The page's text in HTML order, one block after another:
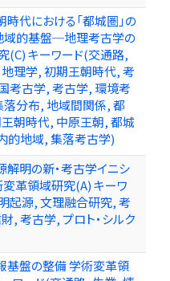
代における「都城圏」の
域的基盤─地理考古学の
(C) キーワード(交通路,
理学, 初期王朝時代, 考
考古学, 考古学, 環境考
落分布, 地域間関係, 都
朝時代, 中原王朝, 都城
的地域, 集落考古学)
解明の新・考古学イニシ
変革領域研究(A) キーワ
起源, 文理融合研究, 考
, 考古学, プロト・シルク
基盤の整備 学術変革領